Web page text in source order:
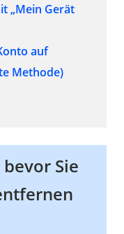
„Mein Gerät
auf
Methode)
Sie